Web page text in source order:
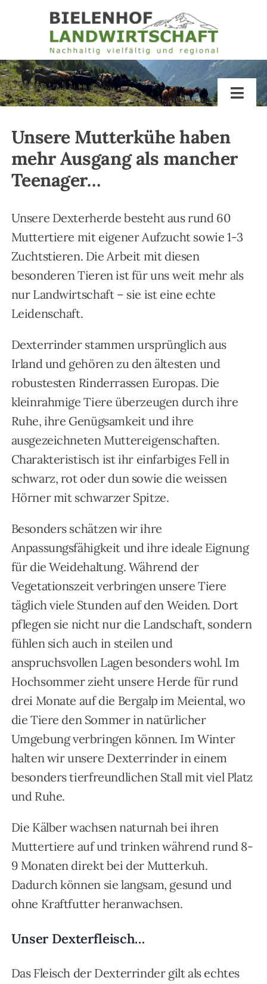
Bielenhof
Über uns
Hofladen
Lohnbetrieb
Eventraum
Sport
Kontakt
Unsere Mutterkühe haben
mehr Ausgang als mancher
Teenager…
Unsere Dexterherde besteht aus rund 60
Muttertiere mit eigener Aufzucht sowie 1-3
Zuchtstieren. Die Arbeit mit diesen
besonderen Tieren ist für uns weit mehr als
nur Landwirtschaft – sie ist eine echte
Leidenschaft.
Dexterrinder stammen ursprünglich aus
Irland und gehören zu den ältesten und
robustesten Rinderrassen Europas. Die
kleinrahmige Tiere überzeugen durch ihre
Ruhe, ihre Genügsamkeit und ihre
ausgezeichneten Muttereigenschaften.
Charakteristisch ist ihr einfarbiges Fell in
schwarz, rot oder dun sowie die weissen
Hörner mit schwarzer Spitze.
Besonders schätzen wir ihre
Anpassungsfähigkeit und ihre ideale Eignung
für die Weidehaltung. Während der
Vegetationszeit verbringen unsere Tiere
täglich viele Stunden auf den Weiden. Dort
pflegen sie nicht nur die Landschaft, sondern
fühlen sich auch in steilen und
anspruchsvollen Lagen besonders wohl. Im
Hochsommer zieht unsere Herde für rund
drei Monate auf die Bergalp im Meiental, wo
die Tiere den Sommer in natürlicher
Umgebung verbringen können. Im Winter
halten wir unsere Dexterrinder in einem
besonders tierfreundlichen Stall mit viel Platz
und Ruhe.
Die Kälber wachsen naturnah bei ihren
Muttertiere auf und trinken während rund 8-
9 Monaten direkt bei der Mutterkuh.
Dadurch können sie langsam, gesund und
ohne Kraftfutter heranwachsen.
Unser Dexterfleisch…
Das Fleisch der Dexterrinder gilt als echtes